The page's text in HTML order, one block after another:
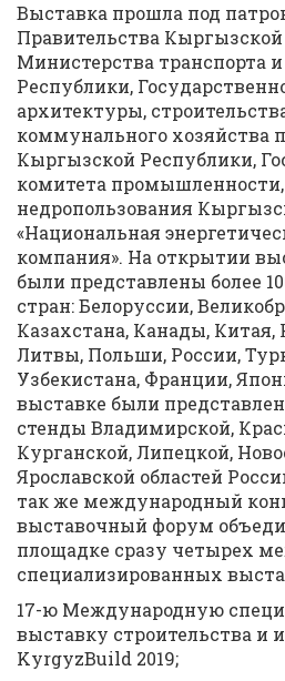
Выставка прошла под
Правительства
Министерства транспорта
Республики,
архитектуры,
коммунального хозяйства
Кыргызской Республики,
комитета промышленности,
недропользования
«Национальная
компания». На открытии
были представлены более
стран: Белоруссии,
Казахстана, Канады, Китая,
Литвы, Польши, России,
Узбекистана, Франции,
выставке были
стенды Владимирской,
Курганской, Липецкой,
Ярославской областей
так же международный
выставочный форум
площадке сразу четырех
специализированных
17-ю Международную
выставку строительства и
KyrgyzBuild 2019;